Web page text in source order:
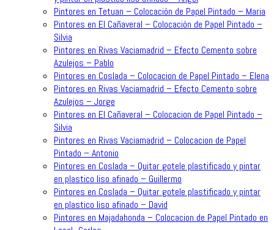
Pintores en Tetuan – Colocación de Papel Pintado – Maria
Pintores en El Cañaveral – Colocación de Papel Pintado –
Silvia
Pintores en Rivas Vaciamadrid – Efecto Cemento sobre
Azulejos – Pablo
Pintores en Coslada – Colocacion de Papel Pintado – Elena
Pintores en Rivas Vaciamadrid – Efecto Cemento sobre
Azulejos – Jorge
Pintores en El Cañaveral – Colocacion de Papel Pintado –
Silvia
Pintores en Rivas Vaciamadrid – Colocacion de Papel
Pintado – Antonio
Pintores en Coslada – Quitar gotele plastificado y pintar
en plastico liso afinado – Guillermo
Pintores en Coslada – Quitar gotele plastificado y pintar
en plastico liso afinado – David
Pintores en Majadahonda – Colocacion de Papel Pintado en